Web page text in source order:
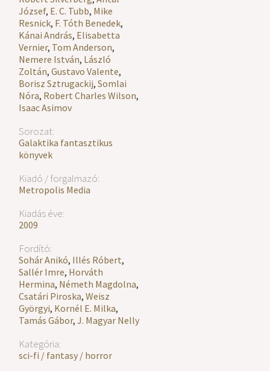
József, E. C. Tubb, Mike
Resnick, F. Tóth Benedek,
Kánai András, Elisabetta
Vernier, Tom Anderson,
Nemere István, László
Zoltán,Gustavo Valente,
Borisz Sztrugackij,Somlai
Nóra, Robert Charles Wilson,
Isaac Asimov
Sorozat:
Galaktika fantasztikus
könyvek
Kiadó / forgalmazó:
Metropolis Media
Kiadás éve:
2009
Fordító:
Sohár Anikó, Illés Róbert,
Sallér Imre, Horváth
Hermina, Németh Magdolna,
Csatári Piroska,Weisz
Györgyi, Kornél E. Milka,
Tamás Gábor,J. Magyar Nelly
Kategória:
sci-fi / fantasy / horror